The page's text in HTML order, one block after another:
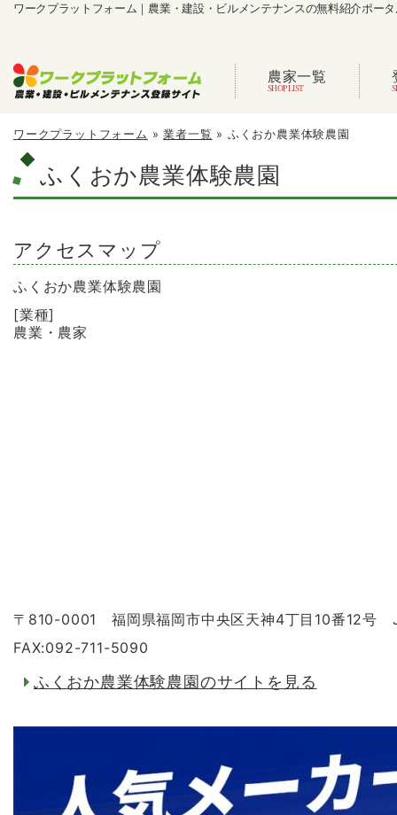
ワークプラットフォーム｜農業・建設・ビルメンテナンスの無料紹介ポー
農家一覧
ワークプラットフォーム »業者一覧 » ふくおか農業体験農園
ふくおか農業体験農園
アクセスマップ
ふくおか農業体験農園
[業種]
農業・農家
〒810-0001 福岡県福岡市中央区天神4丁目10番12号
FAX:092-711-5090
ふくおか農業体験農園のサイトを見る